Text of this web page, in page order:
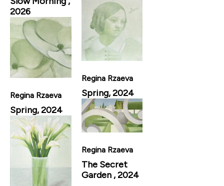
2026
Regina Rzaeva
Spring, 2024
Regina Rzaeva
Spring, 2024
Regina Rzaeva
The Secret
Garden , 2024